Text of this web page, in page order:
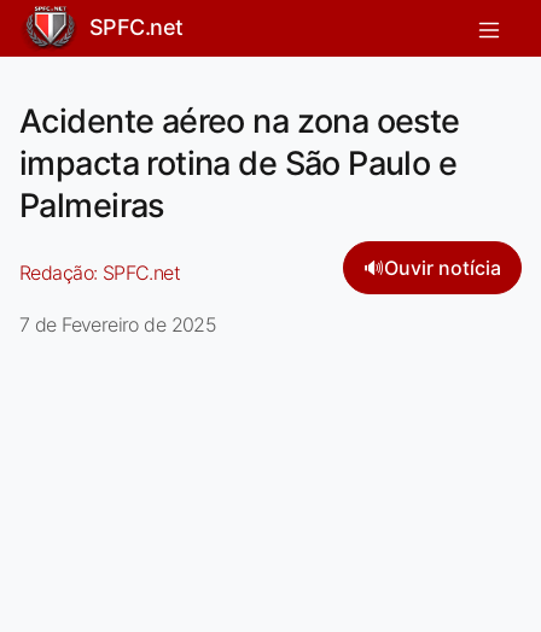
SPFC.net
Acidente aéreo na zona oeste
impacta rotina de São Paulo e
Palmeiras
Redação: SPFC.net 🔊Ouvir notícia
7 de Fevereiro de 2025